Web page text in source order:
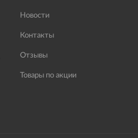
Новости
Контакты
Отзывы
Товары по акции